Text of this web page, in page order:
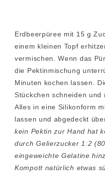
Erdbeerpüree mit 15 g
einem kleinen Topf
vermischen. Wenn das
die Pektinmischung
Minuten kochen lassen.
Stückchen schneiden und
Alles in eine Silikonform
lassen und abgedeckt
kein Pektin zur Hand hat
durch Gelierzucker 1:2
eingeweichte Gelatine
Kompott natürlich etwas